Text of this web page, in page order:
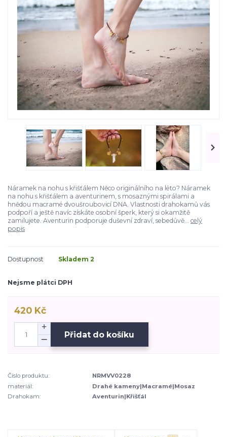
Náramek na nohu s křišťálem Něco originálního na léto? Náramek
na nohu s křišťálem a aventurinem, s mosaznými spirálami a
hnědou macramé dvoušroubovicí DNA. Vlastnosti drahokamů vás
podpoří a ještě navíc získáte osobní šperk, který si okamžitě
zamilujete. Aventurin podporuje duševní zdraví, sebedůvě... celý
popis
Dostupnost Skladem 2
Nejsme plátci DPH
420 Kč
Přidat do košíku
Číslo produktu:
NRMVV0228
materiál:
Drahé kameny|Macramé|Mosaz
Drahokam:
Aventurin|Křišťál